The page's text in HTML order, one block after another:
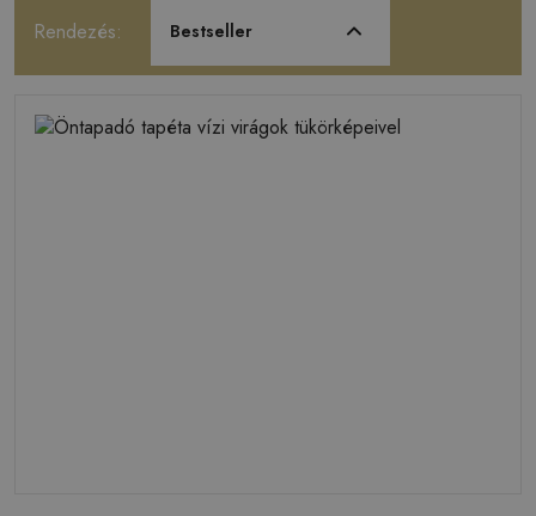
Rendezés:
Bestseller